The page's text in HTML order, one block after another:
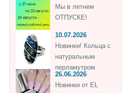
Мы в летнем
ОТПУСКЕ!
10.07.2026
Новинки! Кольца с
натуральным
перламутром.
26.06.2026
Новинки от EL